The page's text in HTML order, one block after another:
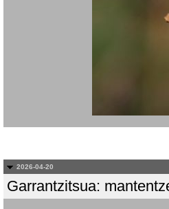
2026-04-20
Garrantzitsua: